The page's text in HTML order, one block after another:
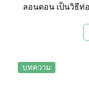
ลอนดอน เป็นวิธีท่
แลนด์มาร์กสำคัญ
บัสเปิดประทุน พร้อ
บทความ